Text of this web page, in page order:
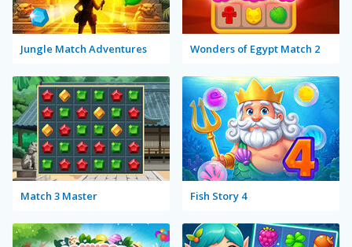
Jungle Match Adventures Wonders of Egypt Match 2
Match 3 Master Fish Story 4